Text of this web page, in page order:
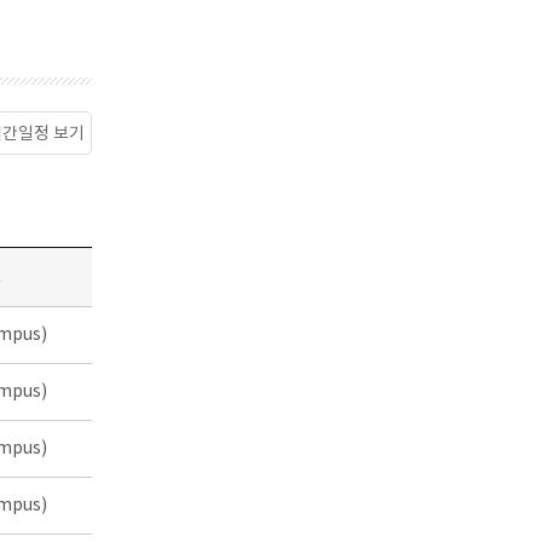
일정 보기